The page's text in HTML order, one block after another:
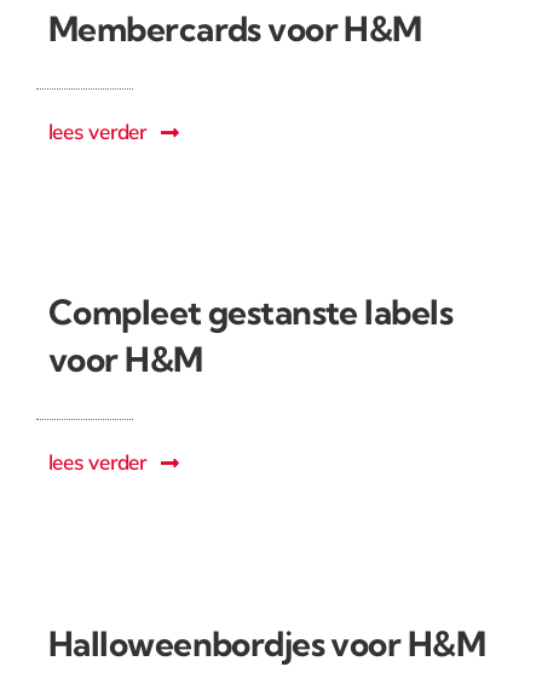
Membercards voor H&M
lees verder
Compleet gestanste labels
voor H&M
lees verder
Halloweenbordjes voor H&M